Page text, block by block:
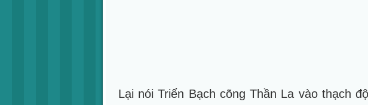
Lại nói Triển Bạch cõng Thần La vào thạch